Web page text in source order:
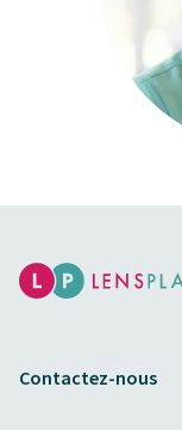
Contactez-nous